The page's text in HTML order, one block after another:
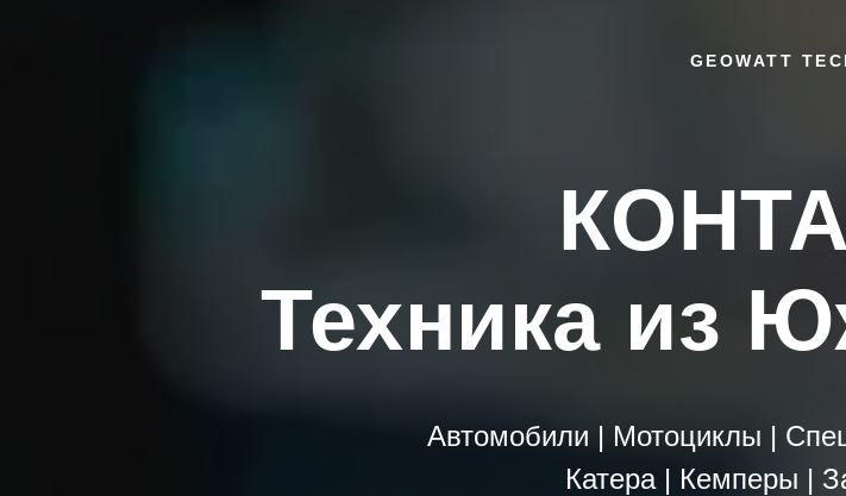
GEOWATT
Техника из
Автомобили | Мотоциклы |
Катера | Кемперы |